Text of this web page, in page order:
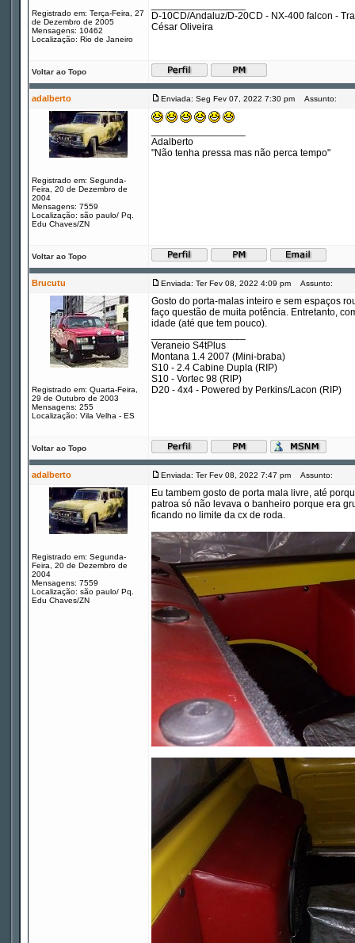
Registrado em: Terça-Feira, 27
de Dezembro de 2005
Mensagens: 10462
Localização: Rio de Janeiro
D-10CD/Andaluz/D-20CD - NX-400 falcon -
César Oliveira
Voltar ao Topo
adalberto Enviada: Seg Fev 07, 2022 7:30 pm Assunto:
Registrado em: Segunda-
Feira, 20 de Dezembro de
2004
Mensagens: 7559
Localização: são paulo/ Pq.
Edu Chaves/ZN
Adalberto
"Não tenha pressa mas não perca tempo"
Voltar ao Topo
Brucutu Enviada: Ter Fev 08, 2022 4:09 pm Assunto:
Registrado em: Quarta-Feira,
29 de Outubro de 2003
Mensagens: 255
Localização: Vila Velha - ES
Gosto do porta-malas inteiro e sem espaços
faço questão de muita potência. Entretanto,
idade (até que tem pouco).
Veraneio S4tPlus
Montana 1.4 2007 (Mini-braba)
S10 - 2.4 Cabine Dupla (RIP)
S10 - Vortec 98 (RIP)
D20 - 4x4 - Powered by Perkins/Lacon (RIP)
Voltar ao Topo
adalberto Enviada: Ter Fev 08, 2022 7:47 pm Assunto:
Registrado em: Segunda-
Feira, 20 de Dezembro de
2004
Mensagens: 7559
Localização: são paulo/ Pq.
Edu Chaves/ZN
Eu tambem gosto de porta mala livre, até
patroa só não levava o banheiro porque era
ficando no limite da cx de roda.